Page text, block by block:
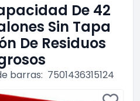
De 42
Sin Tapa
De Residuos
barras: 7501436315124